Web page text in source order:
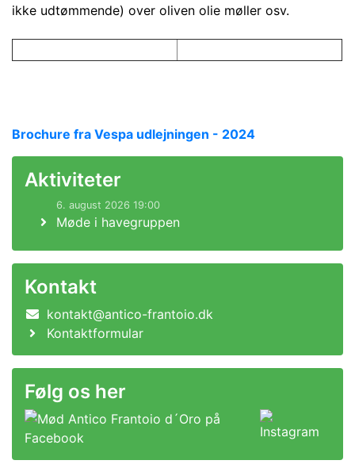
ikke udtømmende) over oliven olie møller osv.
Brochure fra Vespa udlejningen - 2024
Aktiviteter
6. august 2026 19:00
Møde i havegruppen
Kontakt
kontakt@antico-frantoio.dk
Kontaktformular
Følg os her